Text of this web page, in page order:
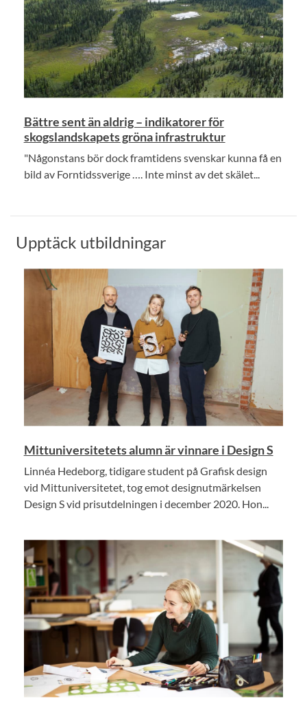
Bättre sent än aldrig – indikatorer för
skogslandskapets gröna infrastruktur
"Någonstans bör dock framtidens svenskar kunna få en
bild av Forntidssverige …. Inte minst av det skälet...
Upptäck utbildningar
Mittuniversitetets alumn är vinnare i Design S
Linnéa Hedeborg, tidigare student på Grafisk design
vid Mittuniversitetet, tog emot designutmärkelsen
Design S vid prisutdelningen i december 2020. Hon...